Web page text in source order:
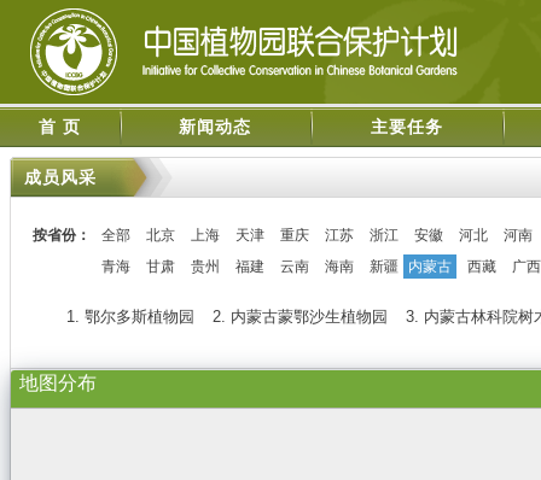
首 页 新闻动态 主要任务
成员风采
按省份： 全部 北京 上海 天津 重庆 江苏 浙江 安徽 河北
河南
青海
甘肃 贵州 福建 云南 海南 新疆 内蒙古 西藏 广西
1. 鄂尔多斯植物园 2. 内蒙古蒙鄂沙生植物园 3. 内蒙古林科院树
地图分布